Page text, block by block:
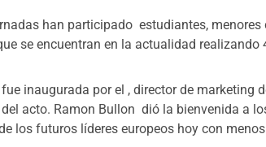
han participado estudiantes,
se encuentran en la actualidad realizando
inaugurada por el , director de marketing
acto. Ramon Bullon dió la bienvenida a
los futuros líderes europeos hoy con